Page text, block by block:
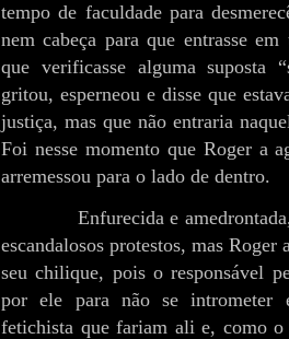
tempo de faculdade para
nem cabeça para que entrasse
que verificasse alguma suposta
gritou, esperneou e disse que
justiça, mas que não entraria
Foi nesse momento que Roger a
arremessou para o lado de dentro.
Enfurecida e
escandalosos protestos, mas
seu chilique, pois o responsável
por ele para não se intrometer
fetichista que fariam ali e, como